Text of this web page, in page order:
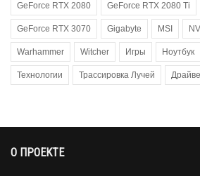
GeForce RTX 2080 GeForce RTX 2080 Ti
GeForce RTX 3070 Gigabyte MSI
Warhammer Witcher Игры Ноутбук
Технологии Трассировка Лучей
О ПРОЕКТЕ